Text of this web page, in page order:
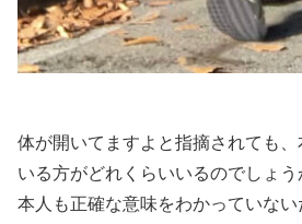
体が開いてますよと指摘されても
いる方がどれくらいいるのでしょ
本人も正確な意味をわかっていな